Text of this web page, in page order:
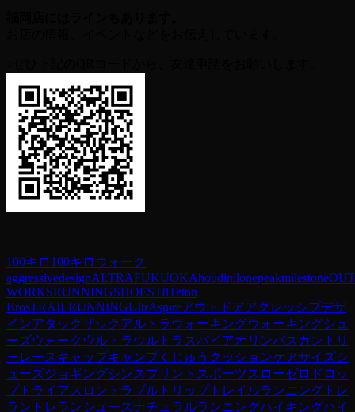
100キロ 100キロウォーク
aggressivedesignALTRAFUKUOKAhoudinilonepeakmilestone
WORKSRUNNINGSHOEST8Teton
BrosTRAILRUNNINGUltrAspireアウトドアアグレッシブデザ
インアタックザック アルトラ ウォーキングウォーキングシュ
ーズウォーク ウルトラ ウルトラスパイアオリンパス カントリ
ーレースキャップキャンプくじゅう クッションケアサイズシ
ューズジョギングシンスプリント スポーツスローゼロドロッ
プトライアスロン トラブル トリップトレイルランニング トレ
ラン トレランシューズナチュラルランニングハイキングハイ